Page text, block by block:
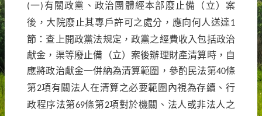
(一) 有關政黨、政治團體經本部廢止備（立）案
後，大院廢止其專戶許可之處分，應向何人送達1
節：查上開政黨法規定，政黨之經費收入包括政治
獻金，渠等廢止備（立）案後辦理財產清算時，自
應將政治獻金一併納為清算範圍，參酌民法第40條
第2項有關法人在清算之必要範圍內視為存續、行
政程序法第69條第2項對於機關、法人或非法人之